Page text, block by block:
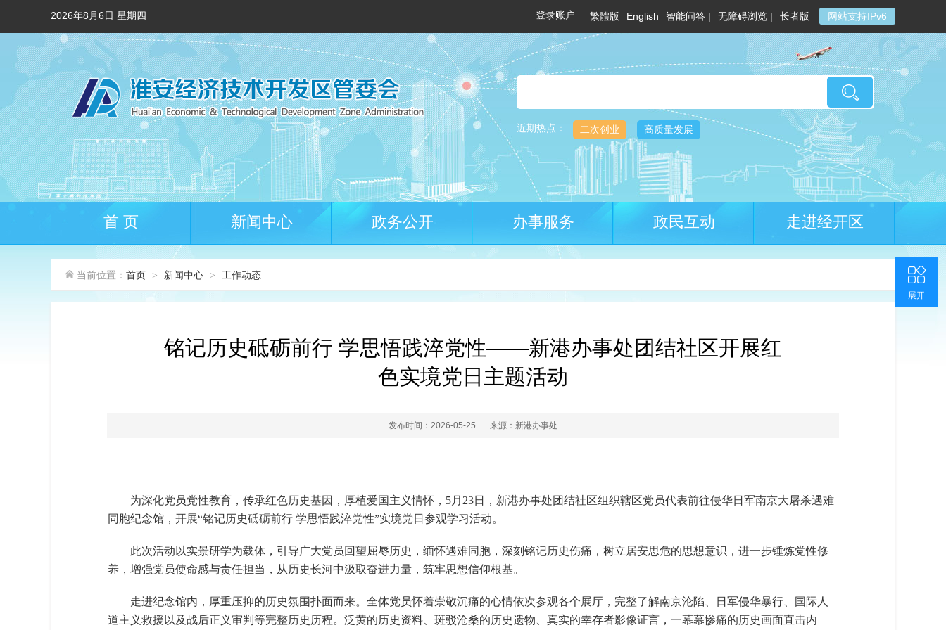
2026年8月6日 星期四 繁體版 English 智能问答 | 无障碍浏览 | 长者版 网站支持IPv6
近期热点： 二次创业 高质量发展
首 页 新闻中心 政务公开 办事服务 政民互动 走进经开区
当前位置： 首页 > 新闻中心 > 工作动态
铭记历史砥砺前行 学思悟践淬党性——新港办事处团结社区开展红
色实境党日主题活动
发布时间：2026-05-25 来源：新港办事处
为深化党员党性教育，传承红色历史基因，厚植爱国主义情怀，5月23日，新港办事处团结社区组织辖区党员代表前往侵华日军南京大屠杀遇难
同胞纪念馆，开展“铭记历史砥砺前行 学思悟践淬党性”实境党日参观学习活动。
此次活动以实景研学为载体，引导广大党员回望屈辱历史，缅怀遇难同胞，深刻铭记历史伤痛，树立居安思危的思想意识，进一步锤炼党性修
养，增强党员使命感与责任担当，从历史长河中汲取奋进力量，筑牢思想信仰根基。
走进纪念馆内，厚重压抑的历史氛围扑面而来。全体党员怀着崇敬沉痛的心情依次参观各个展厅，完整了解南京沦陷、日军侵华暴行、国际人
道主义救援以及战后正义审判等完整历史历程。泛黄的历史资料、斑驳沧桑的历史遗物、真实的幸存者影像证言，一幕幕惨痛的历史画面直击内
联系我们
官方微博
返回顶部
收起
展开